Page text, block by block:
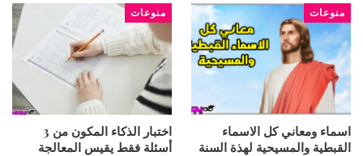
منوعات
اسماء ومعاني كل الاسماء
القبطية والمسيحية لهذة السنة
منوعات
اختبار الذكاء المكون من 3
أسئلة فقط يقيس المعالجة